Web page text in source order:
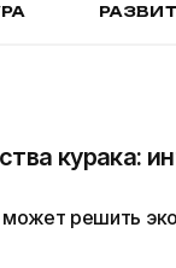
курака:
может решить